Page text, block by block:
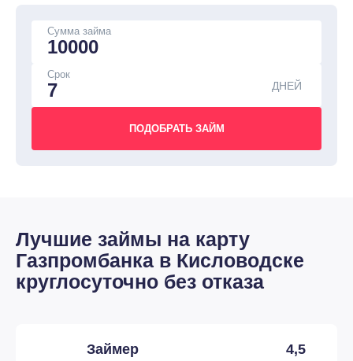
Сумма займа
Срок
ДНЕЙ
Лучшие займы на карту
Газпромбанка в Кисловодске
круглосуточно без отказа
Займер 4,5